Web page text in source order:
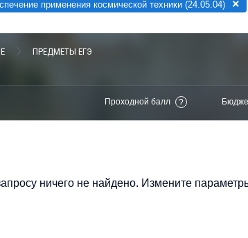
применения космической техники (24.05.04) ×
ПРЕДМЕТЫ ЕГЭ
Проходной балл ?
ничего не найдено. Измените